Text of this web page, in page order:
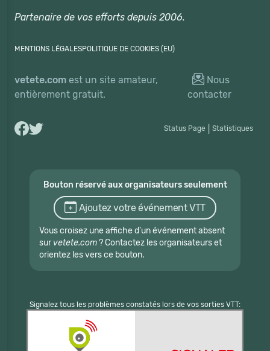
Partenaire de vos efforts depuis 2006.
MENTIONS LÉGALESPOLITIQUE DE COOKIES (EU)
vetete.com est un site amateur,
entièrement gratuit.
Nous
contacter
Status Page Statistiques
Bouton réservé aux organisateurs seulement
Ajoutez votre événement VTT
Vous croisez une affiche d'un événement absent
sur vetete.com? Contactez les organisateurs et
orientez les vers ce bouton.
Signalez tous les problèmes constatés lors de vos sorties VTT: